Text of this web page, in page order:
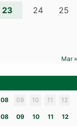
23 24 25
Mar »
08 09 10 11 12
08 09 10 11 12